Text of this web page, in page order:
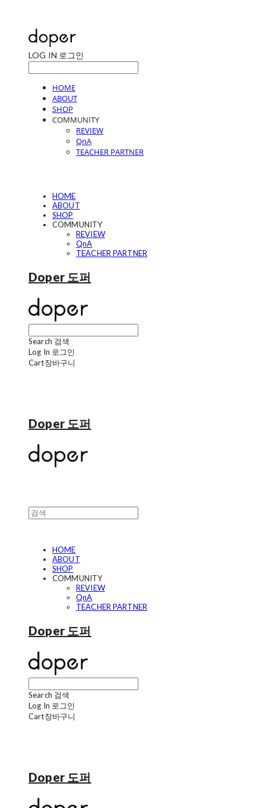
LOG IN 로그인
HOME
ABOUT
SHOP
COMMUNITY
REVIEW
QnA
TEACHER PARTNER
HOME
ABOUT
SHOP
COMMUNITY
REVIEW
QnA
TEACHER PARTNER
Doper 도퍼
Search 검색
Log In 로그인
Cart장바구니
Doper 도퍼
HOME
ABOUT
SHOP
COMMUNITY
REVIEW
QnA
TEACHER PARTNER
Doper 도퍼
Search 검색
Log In 로그인
Cart장바구니
Doper 도퍼